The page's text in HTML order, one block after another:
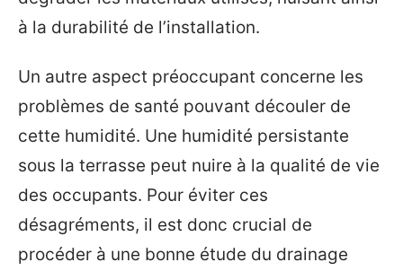
à la durabilité de l’installation.
Un autre aspect préoccupant concerne les
problèmes de santé pouvant découler de
cette humidité. Une humidité persistante
sous la terrasse peut nuire à la qualité de vie
des occupants. Pour éviter ces
désagréments, il est donc crucial de
procéder à une bonne étude du drainage